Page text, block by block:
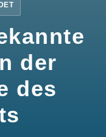
der
des